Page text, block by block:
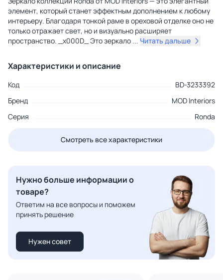
элемент, который станет эффектным дополнением к любому
интерьеру. Благодаря тонкой раме в ореховой отделке оно не
только отражает свет, но и визуально расширяет
пространство. _x000D_ Это зеркало ... Читать дальше
Характеристики и описание
Код
BD-3233392
Бренд
MOD Interiors
Серия
Ronda
Смотреть все характеристики
Нужно больше информации о
товаре?
Ответим на все вопросы и поможем
принять решение
Нужен совет